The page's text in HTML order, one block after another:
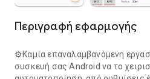
Περιγραφή εφαρμογής
⚙Καμία επαναλαμβανόμενη
συσκευή σας Android να το